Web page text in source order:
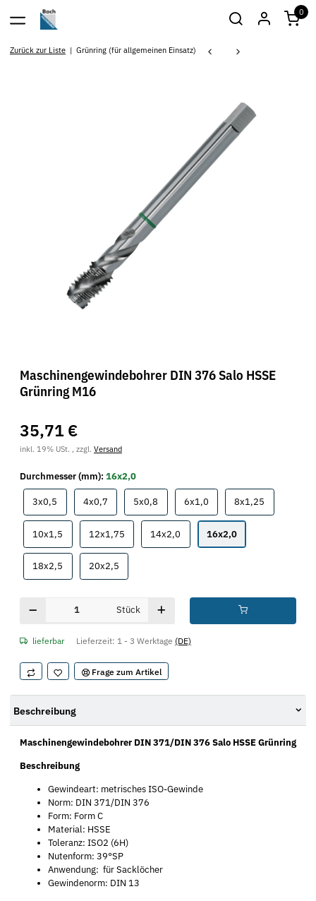
0
Zurück zur Liste Grünring (für allgemeinen Einsatz)
Maschinengewindebohrer DIN 376 Salo HSSE
Grünring M16
35,71 €
inkl. 19% USt. , zzgl. Versand
Durchmesser (mm): 16x2,0
3x0,5 4x0,74x0,7 5x0,8 6x1,06x1,0 8x1,25
10x1,5 10x1,512x1,7512x1,7514x2,0 14x2,016x2,016x2,0
18x2,5 18x2,520x2,520x2,5
Stück
lieferbar Lieferzeit: 1 - 3 Werktage (DE)
Frage zum Artikel
Beschreibung
Maschinengewindebohrer DIN 371/DIN 376 Salo HSSE Grünring
Beschreibung
Gewindeart: metrisches ISO-Gewinde
Norm: DIN 371/DIN 376
Form: Form C
Material: HSSE
Toleranz: ISO2 (6H)
Nutenform: 39°SP
Anwendung: für Sacklöcher
Gewindenorm: DIN 13